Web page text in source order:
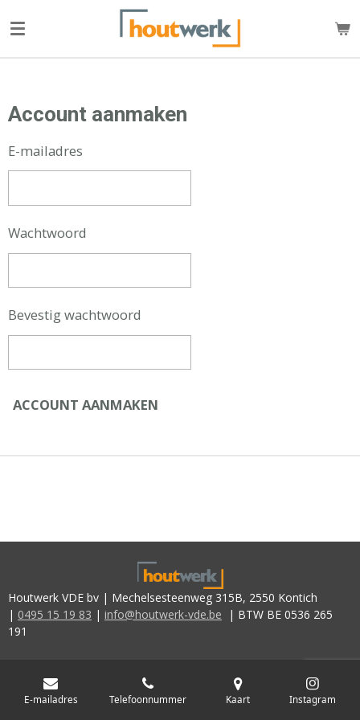
direct
naar
Account aanmaken
E-mailadres
Wachtwoord
Bevestig wachtwoord
ACCOUNT AANMAKEN
Houtwerk VDE bv | Mechelsesteenweg 315B, 2550 Kontich
| 0495 15 19 83 | info@houtwerk-vde.be | BTW BE 0536 265
191
E-mailadres Telefoonnummer Kaart Instagram